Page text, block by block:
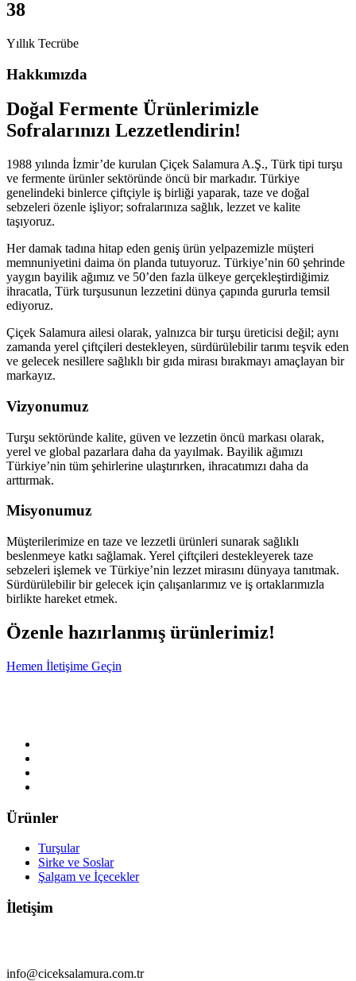
38
Yıllık Tecrübe
Hakkımızda
Doğal Fermente Ürünlerimizle
Sofralarınızı Lezzetlendirin!
1988 yılında İzmir’de kurulan Çiçek Salamura A.Ş., Türk tipi turşu
ve fermente ürünler sektöründe öncü bir markadır. Türkiye
genelindeki binlerce çiftçiyle iş birliği yaparak, taze ve doğal
sebzeleri özenle işliyor; sofralarınıza sağlık, lezzet ve kalite
taşıyoruz.
Her damak tadına hitap eden geniş ürün yelpazemizle müşteri
memnuniyetini daima ön planda tutuyoruz. Türkiye’nin 60 şehrinde
yaygın bayilik ağımız ve 50’den fazla ülkeye gerçekleştirdiğimiz
ihracatla, Türk turşusunun lezzetini dünya çapında gururla temsil
ediyoruz.
Çiçek Salamura ailesi olarak, yalnızca bir turşu üreticisi değil; aynı
zamanda yerel çiftçileri destekleyen, sürdürülebilir tarımı teşvik eden
ve gelecek nesillere sağlıklı bir gıda mirası bırakmayı amaçlayan bir
markayız.
Vizyonumuz
Turşu sektöründe kalite, güven ve lezzetin öncü markası olarak,
yerel ve global pazarlara daha da yayılmak. Bayilik ağımızı
Türkiye’nin tüm şehirlerine ulaştırırken, ihracatımızı daha da
arttırmak.
Misyonumuz
Müşterilerimize en taze ve lezzetli ürünleri sunarak sağlıklı
beslenmeye katkı sağlamak. Yerel çiftçileri destekleyerek taze
sebzeleri işlemek ve Türkiye’nin lezzet mirasını dünyaya tanıtmak.
Sürdürülebilir bir gelecek için çalışanlarımız ve iş ortaklarımızla
birlikte hareket etmek.
Özenle hazırlanmış ürünlerimiz!
Hemen İletişime Geçin
Ürünler
Turşular
Sirke ve Soslar
Şalgam ve İçecekler
İletişim
info@ciceksalamura.com.tr